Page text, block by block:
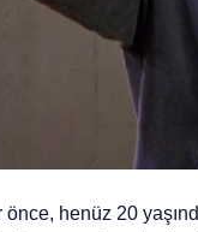
henüz 20